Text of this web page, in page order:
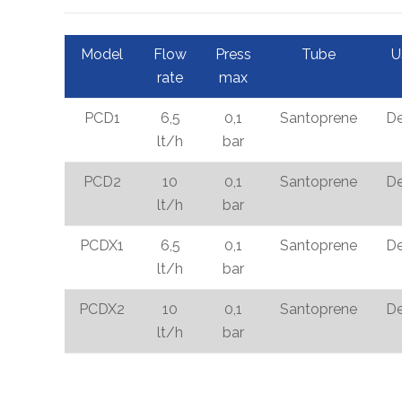
Model
Flow
rate
Press
max
Tube
PCD1
6,5
lt/h
0,1
bar
Santoprene
PCD2
10
lt/h
0,1
bar
Santoprene
PCDX1
6,5
lt/h
0,1
bar
Santoprene
PCDX2
10
lt/h
0,1
bar
Santoprene